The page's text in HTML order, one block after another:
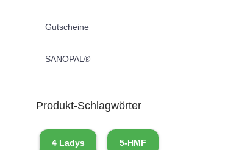
Gutscheine
SANOPAL®
Produkt-Schlagwörter
4 Ladys 5-HMF